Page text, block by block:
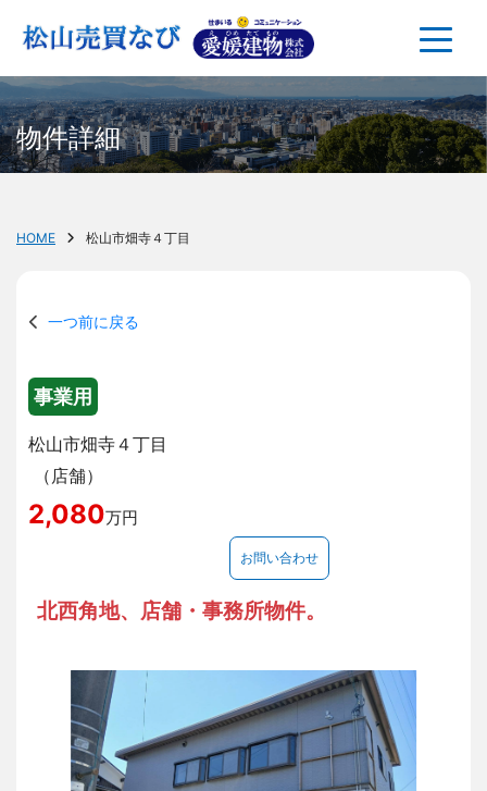
物件詳細
HOME 松山市畑寺４丁目
一つ前に戻る
事業用
松山市畑寺４丁目
（店舗）
2,080万円
お問い合わせ
北西角地、店舗・事務所物件。